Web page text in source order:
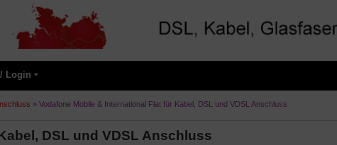
Login
» Vodafone Mobile & International Flat für Kabel, DSL und VDSL Anschluss
DSL und VDSL Anschluss